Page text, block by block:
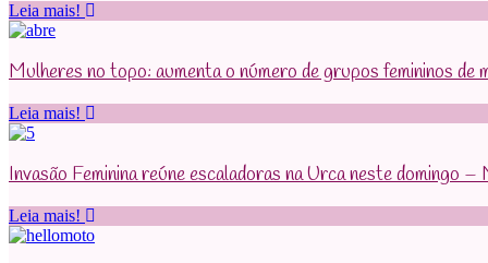
Leia mais!
Mulheres no topo: aumenta o número de grupos femininos
Leia mais!
Invasão Feminina reúne escaladoras na Urca neste domingo
Leia mais!